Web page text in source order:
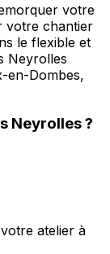
votre
votre chantier
le flexible et
Neyrolles
en-Dombes,
Neyrolles?
atelier à